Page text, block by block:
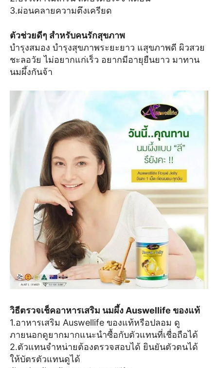
3.ผ่อนคลายความตึงเครียด
ตัวช่วยดีๆ สำหรับคนรักสุขภาพ
บำรุงสมอง บำรุงสุขภาพระยะยาว แสุขภาพดี ผิวสวย
ชะลอวัย ไม่อยากแก่เร็ว อยากมีอายุยืนยาว มาทาน
นมผึ้งกันจ้า
วิธีตรวจเช็คอาหารเสริม นมผึ้ง Auswellife ของแท้
1.อาหารเสริม Auswellife ของแท้หรือปลอม ดู
ภายนอกดูยากมากแนะนำซื้อกับตัวแทนที่เชื่อถือได้
2.ตัวแทนจำหน่ายต้องตรวจสอบได้ ยินยันตัวตนได้
ให้บัตรตัวแทนดูได้